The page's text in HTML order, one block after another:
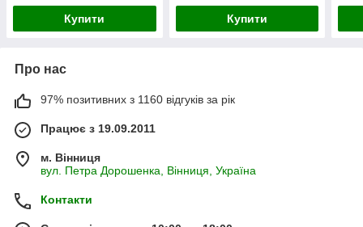
Купити Купити
Про нас
97% позитивних з 1160 відгуків за рік
Працює з 19.09.2011
м. Вінниця
вул. Петра Дорошенка, Вінниця, Україна
Контакти